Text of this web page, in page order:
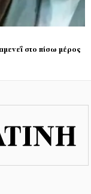
στο πίσω μέρος